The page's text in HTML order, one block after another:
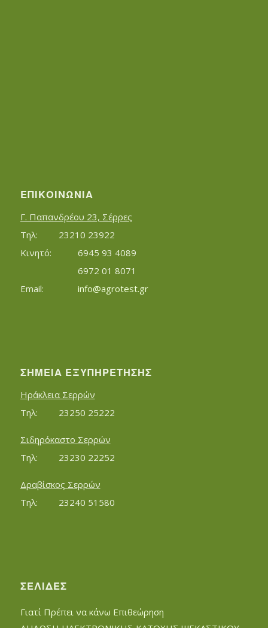
ΕΠΙΚΟΙΝΩΝΊΑ
Γ. Παπανδρέου 23, Σέρρες
Τηλ:		23210 23922
Κινητό:		6945 93 4089
			6972 01 8071
info@agrotest.gr
ΣΗΜΕΊΑ ΕΞΥΠΗΡΈΤΗΣΗΣ
Ηράκλεια Σερρών
Τηλ:		23250 25222
Σιδηρόκαστο Σερρών
Τηλ:		23230 22252
Δραβίσκος Σερρών
Τηλ:		23240 51580
ΣΕΛΊΔΕΣ
Γιατί Πρέπει να κάνω Επιθεώρηση